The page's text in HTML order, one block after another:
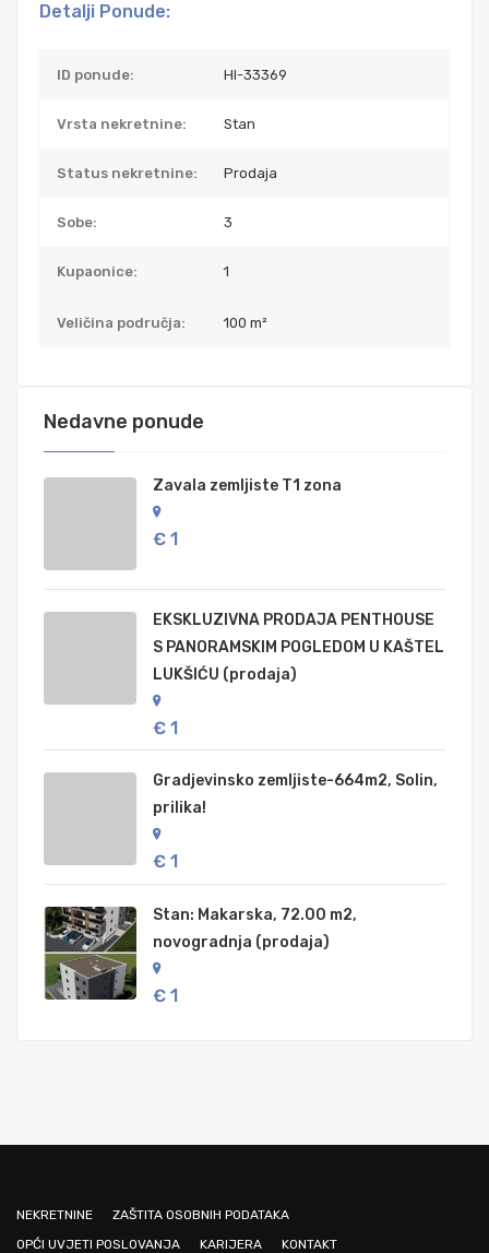
Detalji Ponude:
ID ponude: HI-33369
Vrsta nekretnine: Stan
Status nekretnine: Prodaja
Sobe: 3
Kupaonice: 1
Veličina područja: 100 m²
Nedavne ponude
Zavala zemljiste T1 zona
€ 1
EKSKLUZIVNA PRODAJA PENTHOUSE
S PANORAMSKIM POGLEDOM U KAŠTEL
LUKŠIĆU (prodaja)
€ 1
Gradjevinsko zemljiste-664m2, Solin,
prilika!
€ 1
Stan: Makarska, 72.00 m2,
novogradnja (prodaja)
€ 1
NEKRETNINE
ZAŠTITA OSOBNIH PODATAKA
OPĆI UVJETI POSLOVANJA
KARIJERA KONTAKT